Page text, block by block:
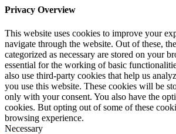
Privacy Overview
This website uses cookies to improve your
navigate through the website. Out of these,
categorized as necessary are stored on your
essential for the working of basic
also use third-party cookies that help us
you use this website. These cookies will be
only with your consent. You also have the
cookies. But opting out of some of these
browsing experience.
Necessary